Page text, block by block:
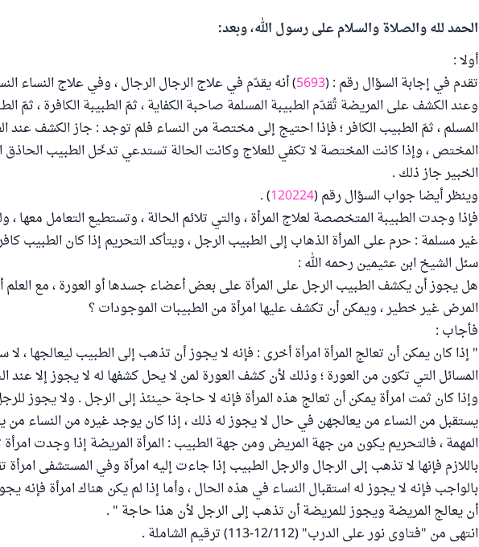
الحمد لله والصلاة والسلام على رسول الله، وبعد:
أولا :
تقدم في إجابة السؤال رقم : (5693) أنه يقدّم في علاج الرجال الرجال ، وفي علاج النساء
وعند الكشف على المريضة تُقدّم الطبيبة المسلمة صاحبة الكفاية ، ثمّ الطبيبة الكافرة ، ثمّ
المسلم ، ثمّ الطبيب الكافر ؛ فإذا احتيج إلى مختصة من النساء فلم توجد : جاز الكشف عند
المختص ، وإذا كانت المختصة لا تكفي للعلاج وكانت الحالة تستدعي تدخّل الطبيب الحاذق
الخبير جاز ذلك .
وينظر أيضا جواب السؤال رقم (120224
) .
فإذا وجدت الطبيبة المتخصصة لعلاج المرأة ، والتي تلائم الحالة ، وتستطيع التعامل معها ،
غير مسلمة : حرم على المرأة الذهاب إلى الطبيب الرجل ، ويتأكد التحريم إذا كان الطبيب
سئل الشيخ ابن عثيمين رحمه الله :
هل يجوز أن يكشف الطبيب الرجل على المرأة على بعض أعضاء جسدها أو العورة ، مع العلم
المرض غير خطير ، ويمكن أن تكشف عليها امرأة من الطبيبات الموجودات ؟
فأجاب :
" إذا كان يمكن أن تعالج المرأة امرأة أخرى : فإنه لا يجوز أن تذهب إلى الطبيب ليعالجها ، لا
المسائل التي تكون من العورة ؛ وذلك لأن كشف العورة لمن لا يحل كشفها له لا يجوز إلا عند
وإذا كان ثمت امرأة يمكن أن تعالج هذه المرأة فإنه لا حاجة حينئذ إلى الرجل . ولا يجوز
يستقبل من النساء من يعالجهن في حال لا يجوز له ذلك ، إذا كان يوجد غيره من النساء من
المهمة ، فالتحريم يكون من جهة المريض ومن جهة الطبيب : المرأة المريضة إذا وجدت امرأة
باللازم فإنها لا تذهب إلى الرجال والرجل الطبيب إذا جاءت إليه امرأة وفي المستشفى امرأة
بالواجب فإنه لا يجوز له استقبال النساء في هذه الحال ، وأما إذا لم يكن هناك امرأة فإنه
أن يعالج المريضة ويجوز للمريضة أن تذهب إلى الرجل لأن هذا حاجة " .
انتهى من "فتاوى نور على الدرب" (12/112-113) ترقيم الشاملة .